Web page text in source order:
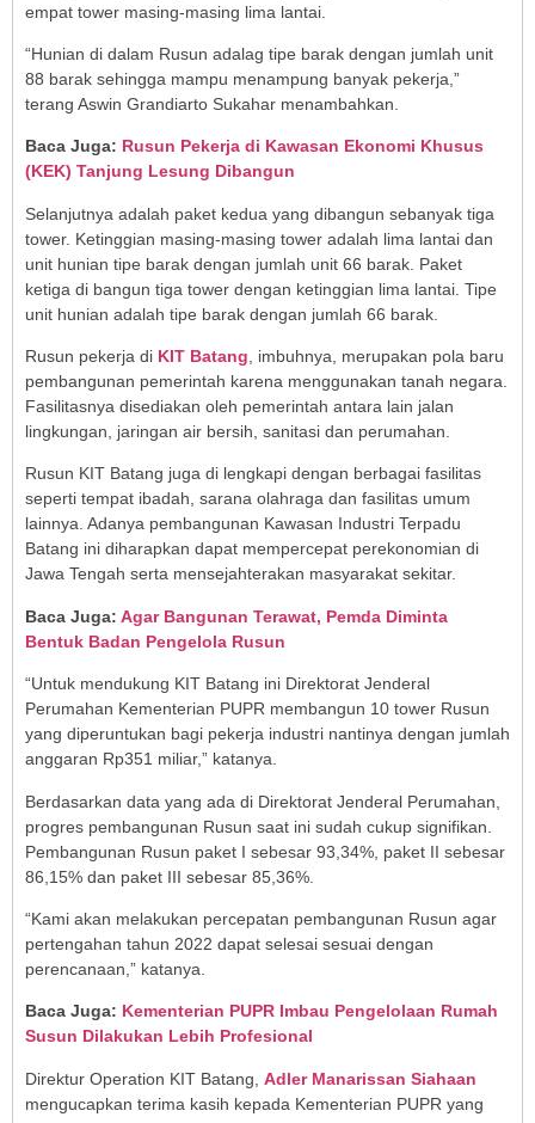
empat tower masing-masing lima lantai.
“Hunian di dalam Rusun adalag tipe barak dengan jumlah unit
88 barak sehingga mampu menampung banyak pekerja,”
terang Aswin Grandiarto Sukahar menambahkan.
Baca Juga: Rusun Pekerja di Kawasan Ekonomi Khusus
(KEK) Tanjung Lesung Dibangun
Selanjutnya adalah paket kedua yang dibangun sebanyak tiga
tower. Ketinggian masing-masing tower adalah lima lantai dan
unit hunian tipe barak dengan jumlah unit 66 barak. Paket
ketiga di bangun tiga tower dengan ketinggian lima lantai. Tipe
unit hunian adalah tipe barak dengan jumlah 66 barak.
Rusun pekerja di KIT Batang , imbuhnya, merupakan pola baru
pembangunan pemerintah karena menggunakan tanah negara.
Fasilitasnya disediakan oleh pemerintah antara lain jalan
lingkungan, jaringan air bersih, sanitasi dan perumahan.
Rusun KIT Batang juga di lengkapi dengan berbagai fasilitas
seperti tempat ibadah, sarana olahraga dan fasilitas umum
lainnya. Adanya pembangunan Kawasan Industri Terpadu
Batang ini diharapkan dapat mempercepat perekonomian di
Jawa Tengah serta mensejahterakan masyarakat sekitar.
Baca Juga: Agar Bangunan Terawat, Pemda Diminta
Bentuk Badan Pengelola Rusun
“Untuk mendukung KIT Batang ini Direktorat Jenderal
Perumahan Kementerian PUPR membangun 10 tower Rusun
yang diperuntukan bagi pekerja industri nantinya dengan jumlah
anggaran Rp351 miliar,” katanya.
Berdasarkan data yang ada di Direktorat Jenderal Perumahan,
progres pembangunan Rusun saat ini sudah cukup signifikan.
Pembangunan Rusun paket I sebesar 93,34%, paket II sebesar
86,15% dan paket III sebesar 85,36%.
“Kami akan melakukan percepatan pembangunan Rusun agar
pertengahan tahun 2022 dapat selesai sesuai dengan
perencanaan,” katanya.
Baca Juga: Kementerian PUPR Imbau Pengelolaan Rumah
Susun Dilakukan Lebih Profesional
Direktur Operation KIT Batang, Adler Manarissan Siahaan
mengucapkan terima kasih kepada Kementerian PUPR yang